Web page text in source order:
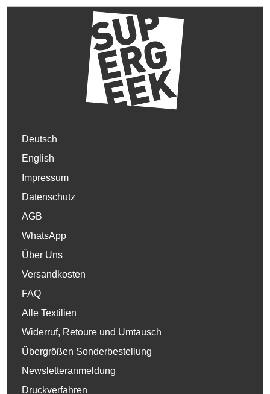
Deutsch
English
Impressum
Datenschutz
AGB
WhatsApp
Über Uns
Versandkosten
FAQ
Alle Textilien
Widerruf, Retoure und Umtausch
Übergrößen Sonderbestellung
Newsletteranmeldung
Druckverfahren